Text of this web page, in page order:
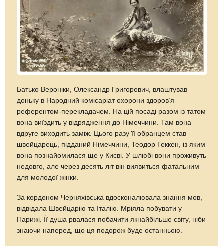
Батько Вероніки, Олександр Григорович, влаштував
доньку в Народний комісаріат охорони здоров’я
референтом-перекладачем. На цій посаді разом із татом
вона виїздить у відрядження до Німеччини. Там вона
вдруге виходить заміж. Цього разу її обранцем став
швейцарець, підданий Німеччини, Теодор Геккен, із яким
вона познайомилася ще у Києві. У шлюбі вони проживуть
недовго, але через десять літ він виявиться фатальним
для молодої жінки.
За кордоном Черняхівська вдосконалювала знання мов,
відвідала Швейцарію та Італію. Мріяла побувати у
Парижі. Її душа рвалася побачити якнайбільше світу, ніби
знаючи наперед, що ця подорож буде останньою.